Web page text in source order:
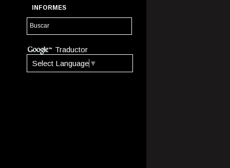
INFORMES
Traductor
Select Language ▼